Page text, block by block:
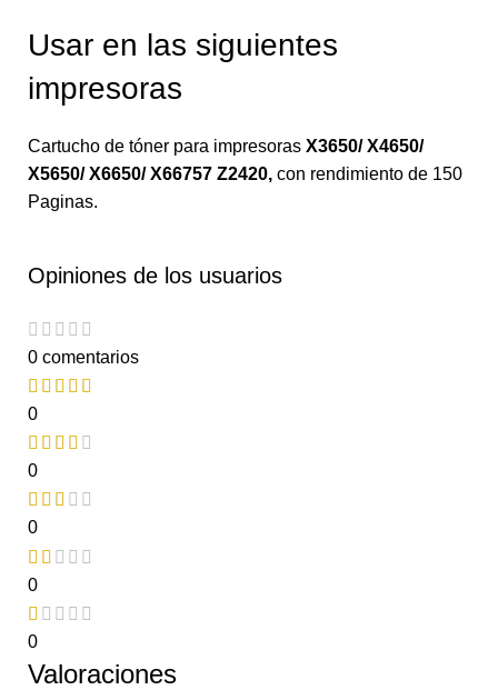
Usar en las siguientes
impresoras
Cartucho de tóner para impresoras X3650/ X4650/
X5650/ X6650/ X66757 Z2420, con rendimiento de 150
Paginas.
Opiniones de los usuarios
0 comentarios
0
0
0
0
0
Valoraciones